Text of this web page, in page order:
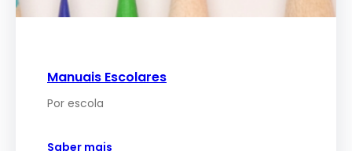
Manuais Escolares
Por escola
Saber mais